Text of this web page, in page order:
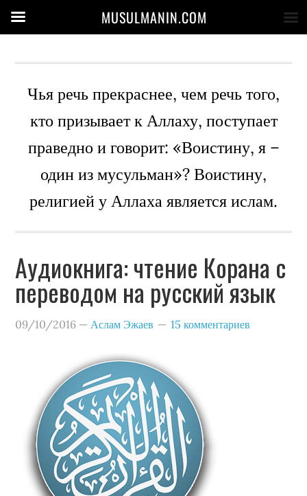
Чья речь прекраснее, чем речь того,
кто призывает к Аллаху, поступает
праведно и говорит: «Воистину, я –
один из мусульман»? Воистину,
религией у Аллаха является ислам.
Аудиокнига: чтение Корана с
переводом на русский язык
09/10/2016 —Аслам Эжаев 15 комментариев
MUSULMANIN.COM